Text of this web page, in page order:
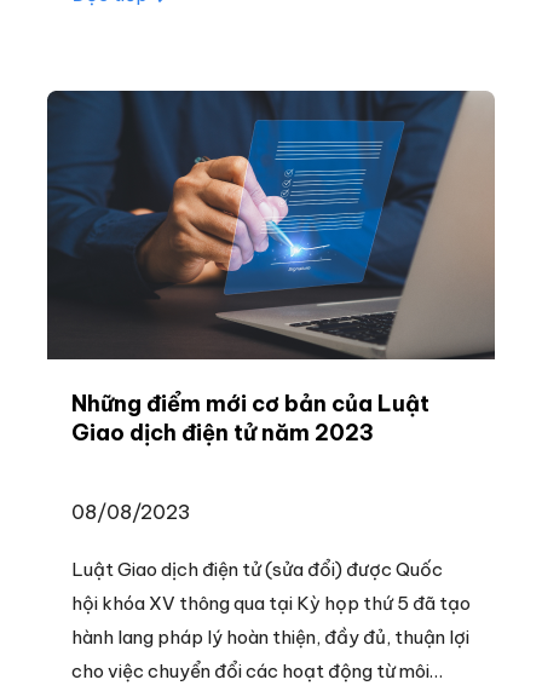
Giao dịch điện tử, có hiệu lực từ ngày
Những điểm mới cơ bản của Luật
Giao dịch điện tử năm 2023
08/08/2023
Luật Giao dịch điện tử (sửa đổi) được Quốc
hội khóa XV thông qua tại Kỳ họp thứ 5 đã tạo
hành lang pháp lý hoàn thiện, đầy đủ, thuận lợi
cho việc chuyển đổi các hoạt động từ môi